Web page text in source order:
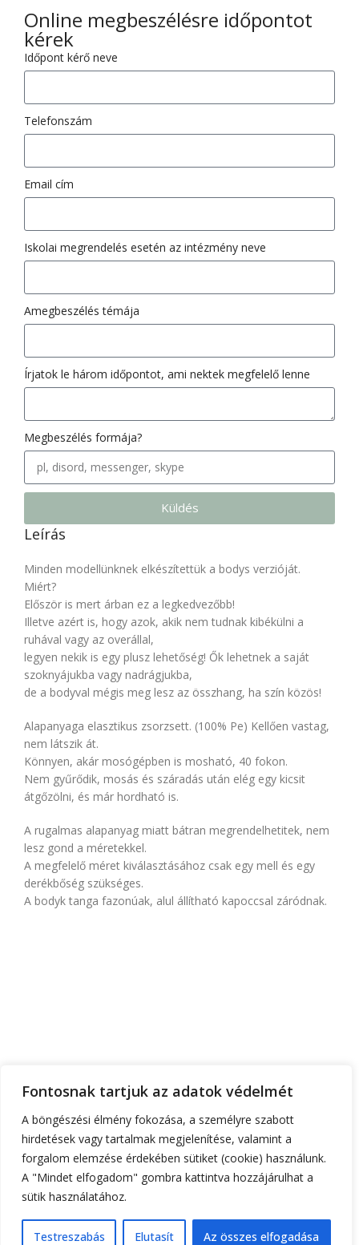
Fontosnak tartjuk az adatok védelmét
A böngészési élmény fokozása, a személyre szabott
hirdetések vagy tartalmak megjelenítése, valamint a
forgalom elemzése érdekében sütiket (cookie) használunk.
A "Mindet elfogadom" gombra kattintva hozzájárulhat a
sütik használatához.
Testreszabás Elutasít Az összes elfogadása
Online megbeszélésre időpontot
kérek
Időpont kérő neve
Telefonszám
Email cím
Iskolai megrendelés esetén az intézmény neve
Amegbeszélés témája
Írjatok le három időpontot, ami nektek megfelelő lenne
Megbeszélés formája?
Küldés
Leírás
Minden modellünknek elkészítettük a bodys verzióját.
Miért?
Először is mert árban ez a legkedvezőbb!
Illetve azért is, hogy azok, akik nem tudnak kibékülni a
ruhával vagy az overállal,
legyen nekik is egy plusz lehetőség! Ők lehetnek a saját
szoknyájukba vagy nadrágjukba,
de a bodyval mégis meg lesz az összhang, ha szín közös!
Alapanyaga elasztikus zsorzsett. (100% Pe) Kellően vastag,
nem látszik át.
Könnyen, akár mosógépben is mosható, 40 fokon.
Nem gyűrődik, mosás és száradás után elég egy kicsit
átgőzölni, és már hordható is.
A rugalmas alapanyag miatt bátran megrendelhetitek, nem
lesz gond a méretekkel.
A megfelelő méret kiválasztásához csak egy mell és egy
derékbőség szükséges.
A bodyk tanga fazonúak, alul állítható kapoccsal záródnak.
RÓLUNK TEMATIKA FONTOS INFÓK RUHATERVEZŐ
ÁRAKKAPCSOLAT
+36 30 555 6 444
gorzoheni@gmail.com
1182 Budapest, Kézdivásárhely utca 24.a